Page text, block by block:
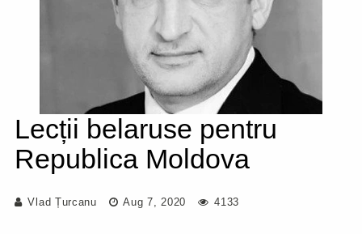
Lecții belaruse pentru
Republica Moldova
Vlad Țurcanu Aug 7, 2020 4133